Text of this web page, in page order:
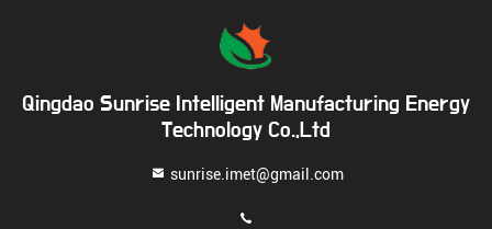
Qingdao Sunrise Intelligent Manufacturing Energy
Technology Co.,Ltd
sunrise.imet@gmail.com